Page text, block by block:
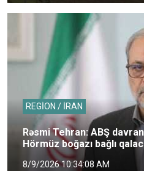
REGİON / İRAN
Rəsmi Tehran: ABŞ
Hörmüz boğazı bağlı
8/9/2026 10:34:08 AM